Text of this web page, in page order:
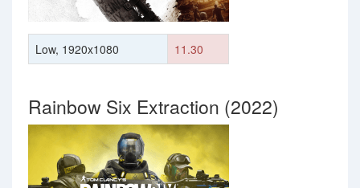
Low, 1920x1080 11.30
Rainbow Six Extraction (2022)